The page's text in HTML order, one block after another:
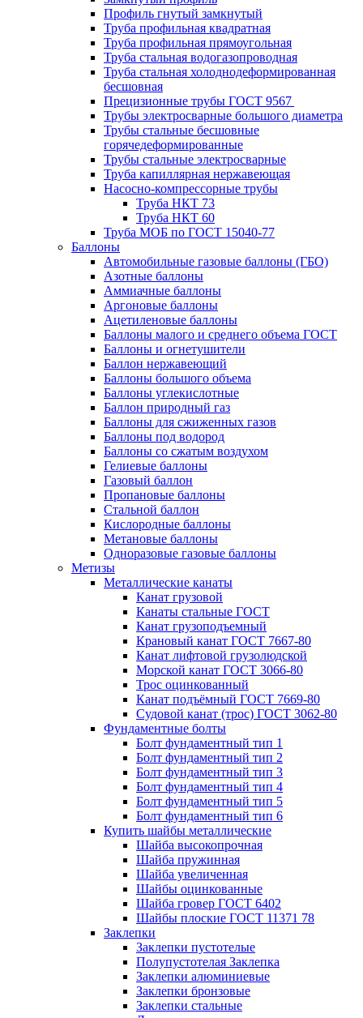
Профиль гнутый замкнутый
Труба профильная квадратная
Труба профильная прямоугольная
Труба стальная водогазопроводная
Труба стальная холоднодеформированная
бесшовная
Прецизионные трубы ГОСТ 9567
Трубы электросварные большого диаметра
Трубы стальные бесшовные
горячедеформированные
Трубы стальные электросварные
Труба капиллярная нержавеющая
Насосно-компрессорные трубы
Труба НКТ 73
Труба НКТ 60
Труба МОБ по ГОСТ 15040-77
Баллоны
Автомобильные газовые баллоны (ГБО)
Азотные баллоны
Аммиачные баллоны
Аргоновые баллоны
Ацетиленовые баллоны
Баллоны малого и среднего объема ГОСТ
Баллоны и огнетушители
Баллон нержавеющий
Баллоны большого объема
Баллоны углекислотные
Баллон природный газ
Баллоны для сжиженных газов
Баллоны под водород
Баллоны со сжатым воздухом
Гелиевые баллоны
Газовый баллон
Пропановые баллоны
Стальной баллон
Кислородные баллоны
Метановые баллоны
Одноразовые газовые баллоны
Метизы
Металлические канаты
Канат грузовой
Канаты стальные ГОСТ
Канат грузоподъемный
Крановый канат ГОСТ 7667-80
Канат лифтовой грузолюдской
Морской канат ГОСТ 3066-80
Трос оцинкованный
Канат подъёмный ГОСТ 7669-80
Судовой канат (трос) ГОСТ 3062-80
Фундаментные болты
Болт фундаментный тип 1
Болт фундаментный тип 2
Болт фундаментный тип 3
Болт фундаментный тип 4
Болт фундаментный тип 5
Болт фундаментный тип 6
Купить шайбы металлические
Шайба высокопрочная
Шайба пружинная
Шайба увеличенная
Шайбы оцинкованные
Шайба гровер ГОСТ 6402
Шайбы плоские ГОСТ 11371 78
Заклепки
Заклепки пустотелые
Полупустотелая Заклепка
Заклепки алюминиевые
Заклепки бронзовые
Заклепки стальные